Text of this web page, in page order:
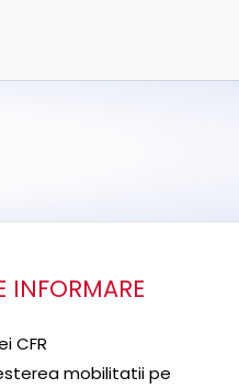
INFORMARE
CFR
mobilitatii pe